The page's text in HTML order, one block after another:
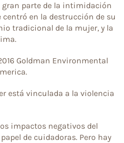
gran parte de la intimidación
en la destrucción de su
tradicional de la mujer, y la
Goldman Environmental
está vinculada a la violencia
impactos negativos del
de cuidadoras. Pero hay